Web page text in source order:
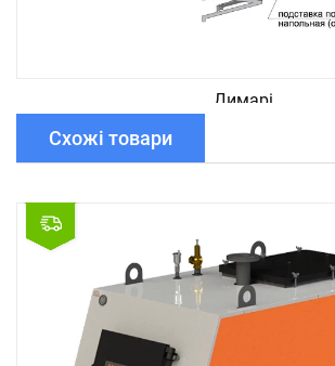
Димарі
Схожі товари